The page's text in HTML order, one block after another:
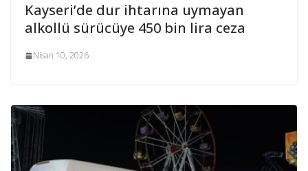
Kayseri’de dur ihtarına uymayan
alkollü sürücüye 450 bin lira ceza
Nisan 10, 2026